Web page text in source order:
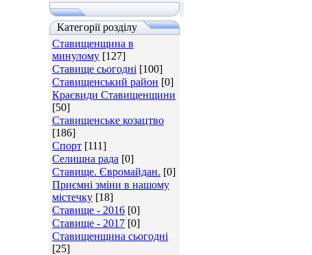
Категорії розділу
Ставищенщина в
минулому [127]
Ставище сьогодні [100]
Ставищенський район [0]
Краєвиди Ставищенщини
[50]
Ставищенське козацтво
[186]
Спорт [111]
Селищна рада [0]
Ставище. Євромайдан. [0]
Приємні зміни в нашому
містечку [18]
Ставище - 2016 [0]
Ставище - 2017 [0]
Ставищенщина сьогодні
[25]